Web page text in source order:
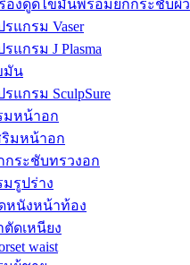
องดูดไขมันพร้อมยกกระชับผิว
รแกรม Vaser
รแกรม J Plasma
มัน
รแกรม SculpSure
มหน้าอก
ริมหน้าอก
กระชับทรวงอก
รูปร่าง
หนังหน้าท้อง
ตัดเหนียง
waist